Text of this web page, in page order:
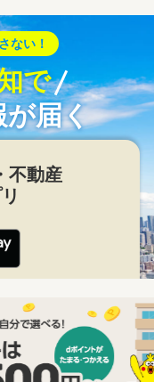
ない！
で
が届く
不動産